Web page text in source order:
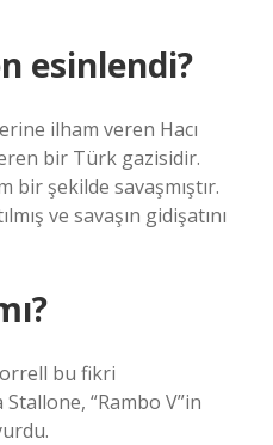
esinlendi?
ilham veren Hacı
bir Türk gazisidir.
bir şekilde savaşmıştır.
ve savaşın gidişatını
bu fikri
Stallone, “Rambo V”in